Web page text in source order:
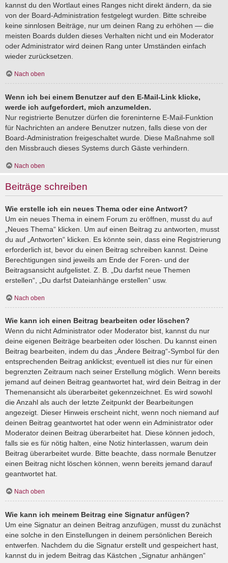
kannst du den Wortlaut eines Ranges nicht direkt ändern, da sie
von der Board-Administration festgelegt wurden. Bitte schreibe
keine sinnlosen Beiträge, nur um deinen Rang zu erhöhen — die
meisten Boards dulden dieses Verhalten nicht und ein Moderator
oder Administrator wird deinen Rang unter Umständen einfach
wieder zurücksetzen.
Nach oben
Wenn ich bei einem Benutzer auf den E-Mail-Link klicke,
werde ich aufgefordert, mich anzumelden.
Nur registrierte Benutzer dürfen die foreninterne E-Mail-Funktion
für Nachrichten an andere Benutzer nutzen, falls diese von der
Board-Administration freigeschaltet wurde. Diese Maßnahme soll
den Missbrauch dieses Systems durch Gäste verhindern.
Nach oben
Beiträge schreiben
Wie erstelle ich ein neues Thema oder eine Antwort?
Um ein neues Thema in einem Forum zu eröffnen, musst du auf
„Neues Thema“ klicken. Um auf einen Beitrag zu antworten, musst
du auf „Antworten“ klicken. Es könnte sein, dass eine Registrierung
erforderlich ist, bevor du einen Beitrag schreiben kannst. Deine
Berechtigungen sind jeweils am Ende der Foren- und der
Beitragsansicht aufgelistet. Z. B. „Du darfst neue Themen
erstellen“, „Du darfst Dateianhänge erstellen“ usw.
Nach oben
Wie kann ich einen Beitrag bearbeiten oder löschen?
Wenn du nicht Administrator oder Moderator bist, kannst du nur
deine eigenen Beiträge bearbeiten oder löschen. Du kannst einen
Beitrag bearbeiten, indem du das „Ändere Beitrag“-Symbol für den
entsprechenden Beitrag anklickst; eventuell ist dies nur für einen
begrenzten Zeitraum nach seiner Erstellung möglich. Wenn bereits
jemand auf deinen Beitrag geantwortet hat, wird dein Beitrag in der
Themenansicht als überarbeitet gekennzeichnet. Es wird sowohl
die Anzahl als auch der letzte Zeitpunkt der Bearbeitungen
angezeigt. Dieser Hinweis erscheint nicht, wenn noch niemand auf
deinen Beitrag geantwortet hat oder wenn ein Administrator oder
Moderator deinen Beitrag überarbeitet hat. Diese können jedoch,
falls sie es für nötig halten, eine Notiz hinterlassen, warum dein
Beitrag überarbeitet wurde. Bitte beachte, dass normale Benutzer
einen Beitrag nicht löschen können, wenn bereits jemand darauf
geantwortet hat.
Nach oben
Wie kann ich meinem Beitrag eine Signatur anfügen?
Um eine Signatur an deinen Beitrag anzufügen, musst du zunächst
eine solche in den Einstellungen in deinem persönlichen Bereich
entwerfen. Nachdem du die Signatur erstellt und gespeichert hast,
kannst du in jedem Beitrag das Kästchen „Signatur anhängen“